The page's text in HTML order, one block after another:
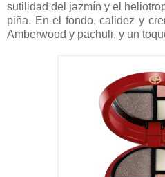
sutilidad del jazmín y el
piña. En el fondo, calidez y
Amberwood y pachuli, y un